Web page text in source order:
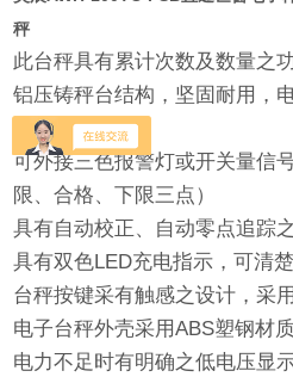
秤
此台秤具有累计次数及数量之功
铝压铸秤台结构，坚固耐用，
功能。
可外接三色报警灯或开关量信
限 、合格、下限三点）
具有自动校正、自动零点追踪之
具有双色LED充电指示，可清
台秤按键采有触感之设计，采
电子台秤外壳采用ABS塑钢材
电力不足时有明确之低电压显示